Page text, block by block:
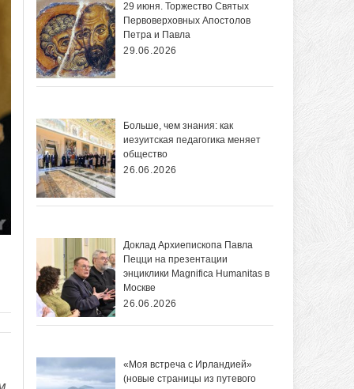
29 июня. Торжество Святых
Первоверховных Апостолов
Петра и Павла
29.06.2026
Больше, чем знания: как
иезуитская педагогика меняет
общество
26.06.2026
Доклад Архиепископа Павла
Пецци на презентации
энциклики Magnifica Нumanitas в
Москве
26.06.2026
«Моя встреча с Ирландией»
(новые страницы из путевого